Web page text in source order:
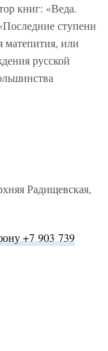
книг: «Веда.
ступени
матепития, или
русской
Радищевская,
+7 903 739